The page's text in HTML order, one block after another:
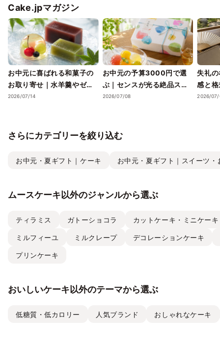
Cake.jpマガジン
お中元に喜ばれる和菓子の
お取り寄せ｜水羊羹やゼリ
ーで涼を届ける夏ギフト
2026/07/14
お中元の予算3000円で選
ぶ｜センスが光る絶品スイ
ーツギフトと失敗しない選
2026/07/08
失礼
感と
ツギフ
2026/
さらにカテゴリーを絞り込む
お中元・夏ギフト｜ケーキ お中元・夏ギフト｜スイーツ・
ムースケーキ以外のジャンルから選ぶ
ティラミス ガトーショコラ カットケーキ・ミニケーキ
ミルフィーユ ミルクレープ デコレーションケーキ
プリンケーキ
おいしいケーキ以外のテーマから選ぶ
低糖質・低カロリー 人気ブランド おしゃれなケーキ